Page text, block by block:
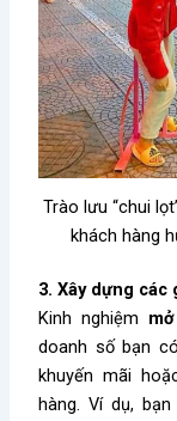
Trào lưu “chui
khách hàng
3. Xây dựng
Kinh nghiệm
doanh số bạn
khuyến mãi
hàng. Ví dụ,